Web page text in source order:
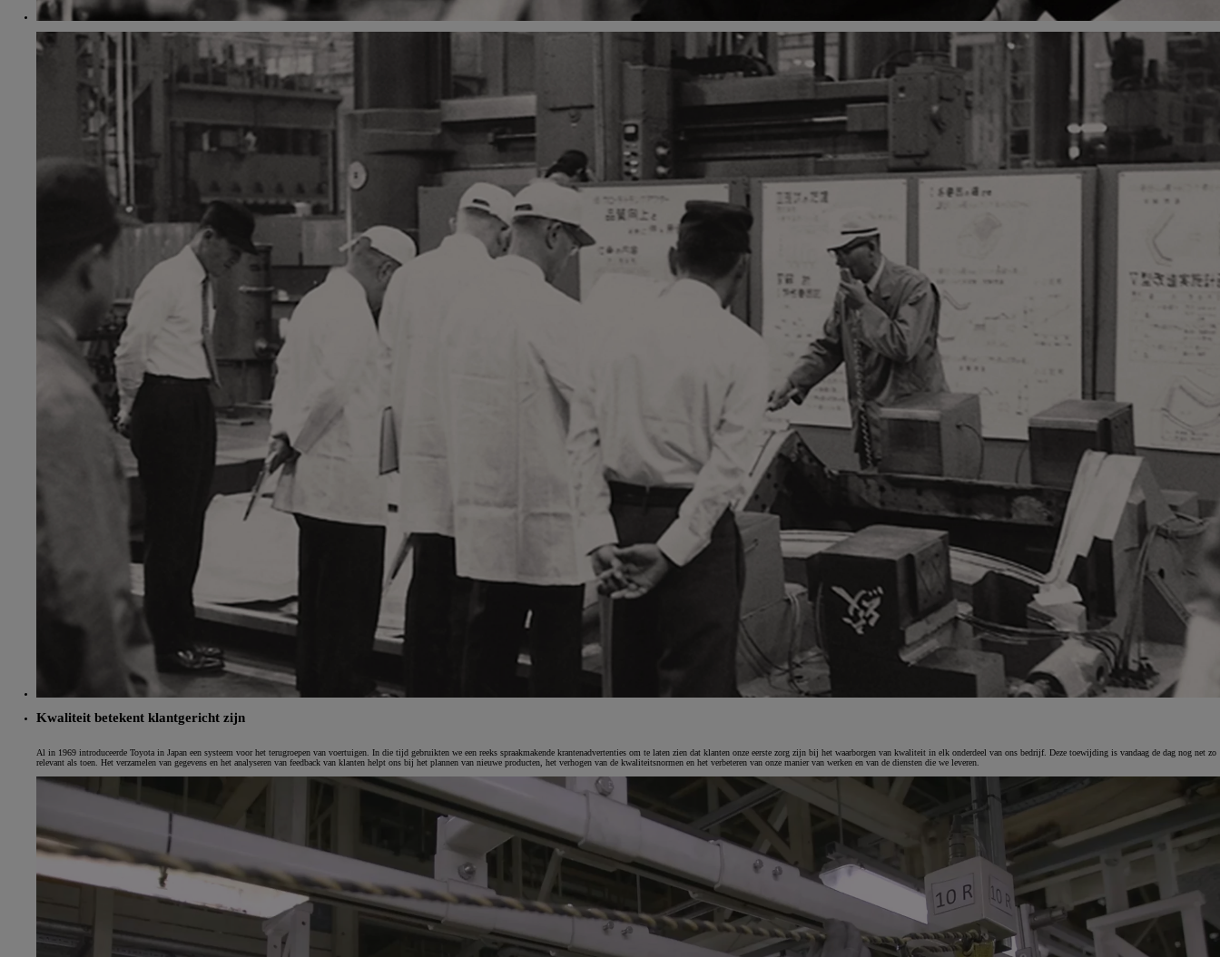
of financiering vanaf
Corolla Touring Sports
Corolla Cross
HYBRIDE
Vanaf
of financiering vanaf
Hilux
Kwaliteit betekent klantgericht zijn
Al in 1969 introduceerde Toyota in Japan een systeem voor het terugroepen van voertuigen. In die tijd gebruikten we een reeks spraakmakende krantenadvertenties om te laten zien dat klanten onze eerste zorg zijn bij het waarborgen van kwaliteit in elk onderdeel van ons bedrijf. Deze toewijding is vandaag de dag nog net zo
relevant als toen. Het verzamelen van gegevens en het analyseren van feedback van klanten helpt ons bij het plannen van nieuwe producten, het verhogen van de kwaliteitsnormen en het verbeteren van onze manier van werken en van de diensten die we leveren.